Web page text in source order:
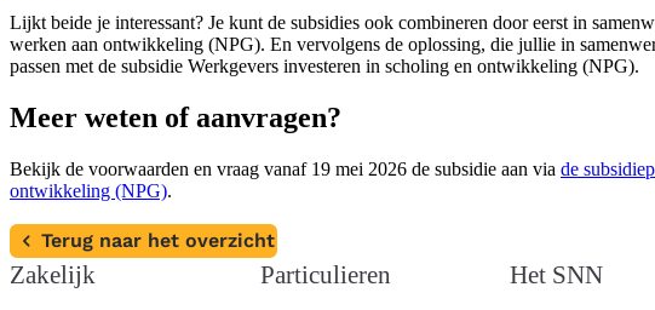
Lijkt beide je interessant? Je kunt de subsidies ook combineren door eerst in
werken aan ontwikkeling (NPG). En vervolgens de oplossing, die jullie in
passen met de subsidie Werkgevers investeren in scholing en ontwikkeling (NPG).
Meer weten of aanvragen?
Bekijk de voorwaarden en vraag vanaf 19 mei 2026 de subsidie aan via de
ontwikkeling (NPG).
Terug naar het overzicht
Zakelijk Particulieren Het SNN